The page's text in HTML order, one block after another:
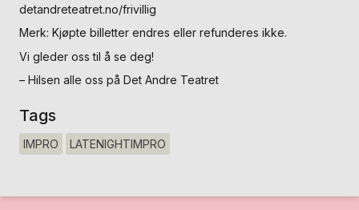
detandreteatret.no/frivillig
Merk: Kjøpte billetter endres eller refunderes ikke.
Vi gleder oss til å se deg!
– Hilsen alle oss på Det Andre Teatret
Tags
IMPRO LATENIGHTIMPRO